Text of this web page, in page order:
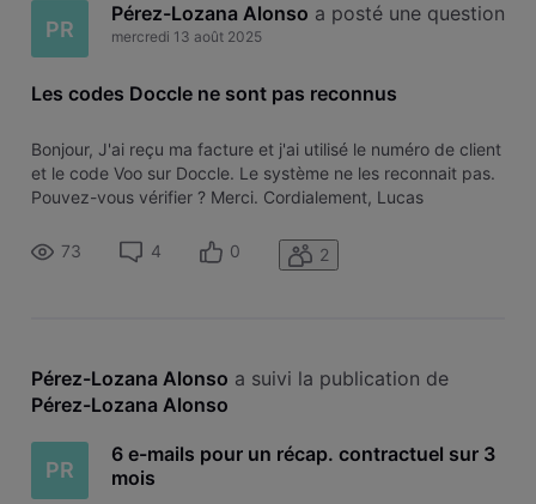
PR
Pérez-Lozana Alonso a posté une question
mercredi 13 août 2025
Les codes Doccle ne sont pas reconnus
Bonjour, J'ai reçu ma facture et j'ai utilisé le numéro de client
et le code Voo sur Doccle. Le système ne les reconnait pas.
Pouvez-vous vérifier ? Merci. Cordialement, Lucas
73 4 0 2
Pérez-Lozana Alonso a suivi la publication de
Pérez-Lozana Alonso
PR
6 e-mails pour un récap. contractuel sur 3
mois